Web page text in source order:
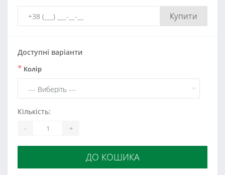
Купити
Доступні варіанти
* Колір
Кількість:
- +
ДО КОШИКА